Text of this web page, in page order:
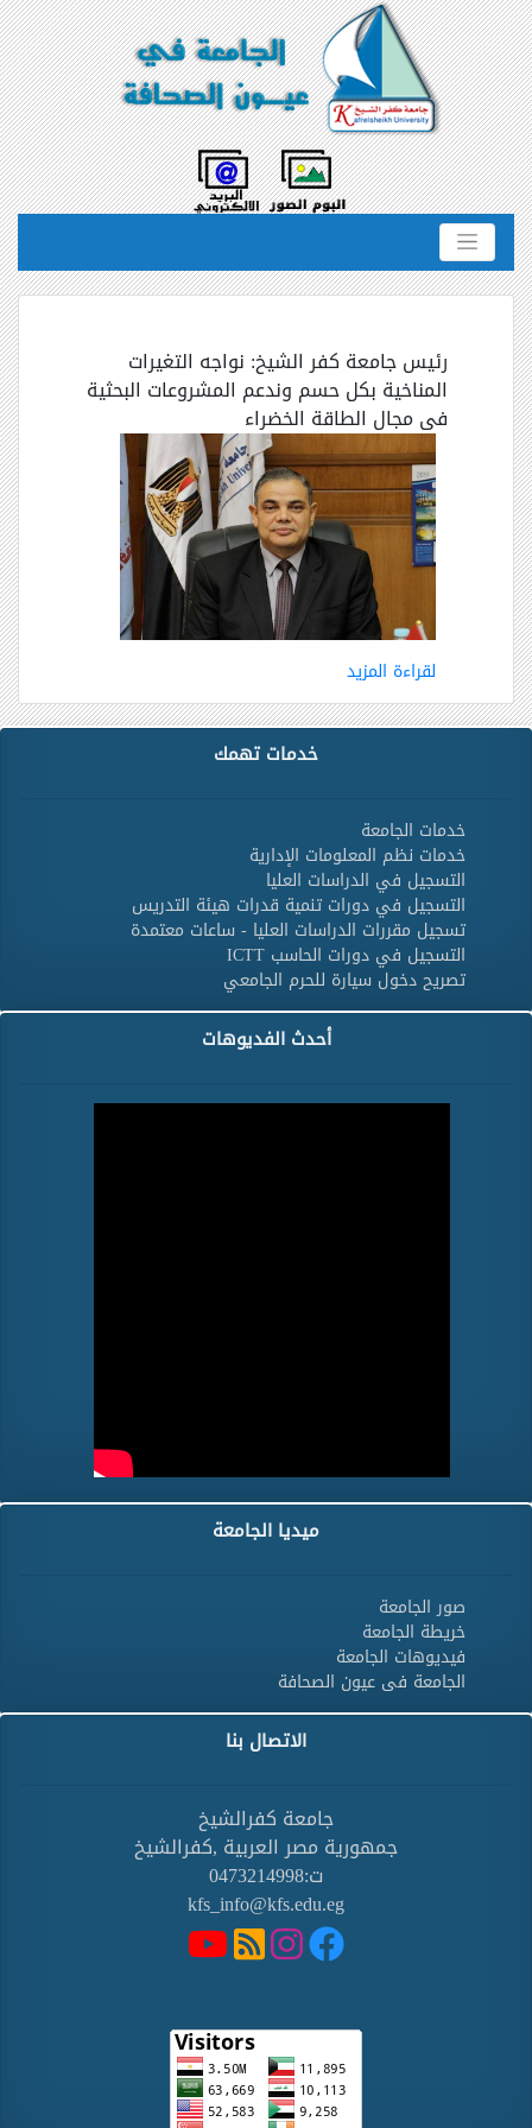
رئيس جامعة كفر الشيخ: نواجه التغيرات
المناخية بكل حسم وندعم المشروعات البحثية
فى مجال الطاقة الخضراء
لقراءة المزيد
خدمات تهمك
خدمات الجامعة
خدمات نظم المعلومات الإدارية
التسجيل في الدراسات العليا
التسجيل في دورات تنمية قدرات هيئة التدريس
تسجيل مقررات الدراسات العليا - ساعات معتمدة
التسجيل في دورات الحاسب ICTT
تصريح دخول سيارة للحرم الجامعي
أحدث الفديوهات
ميديا الجامعة
صور الجامعة
خريطة الجامعة
فيديوهات الجامعة
الجامعة فى عيون الصحافة
الاتصال بنا
جامعة كفرالشيخ
جمهورية مصر العربية ,كفرالشيخ
ت:0473214998
kfs_info@kfs.edu.eg